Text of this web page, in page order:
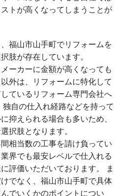
トが高くなってしまうことが
福山市山手町でリフォームを
肢が存在しています。
ーカーに金額が高くなっても
外は、リフォームに特化して
ているリフォーム専門会社へ
自の仕入れ経路などを持って
抑えられる場合も多いため、
択肢となります。
相当数の工事を請け負ってい
界でも最安レベルで仕入れる
評価いただいております。 ま
でなく、福山市山手町で具体
でいくかのポイントについ